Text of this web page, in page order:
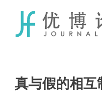
content
真与假的相互